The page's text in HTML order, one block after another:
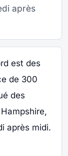
après
est des
de 300
des
après midi.